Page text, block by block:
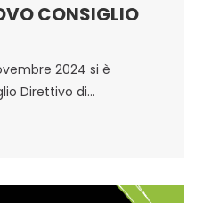
CONSIGLIO
2024 si è
Direttivo di…